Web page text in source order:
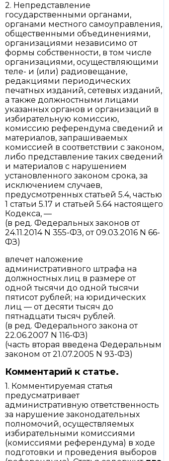
2. Непредставление
государственными органами,
органами местного самоуправления,
общественными объединениями,
организациями независимо от
формы собственности, в том числе
организациями, осуществляющими
теле- и (или) радиовещание,
редакциями периодических
печатных изданий, сетевых изданий,
а также должностными лицами
указанных органов и организаций в
избирательную комиссию,
комиссию референдума сведений и
материалов, запрашиваемых
комиссией в соответствии с законом,
либо представление таких сведений
и материалов с нарушением
установленного законом срока, за
исключением случаев,
предусмотренных статьей 5.4, частью
1 статьи 5.17 и статьей 5.64 настоящего
Кодекса, —
(в ред. Федеральных законов от
24.11.2014 N 355-ФЗ, от 09.03.2016 N 66-
ФЗ)
влечет наложение
административного штрафа на
должностных лиц в размере от
одной тысячи до одной тысячи
пятисот рублей; на юридических
лиц — от десяти тысяч до
пятнадцати тысяч рублей.
(в ред. Федерального закона от
22.06.2007 N 116-ФЗ)
(часть вторая введена Федеральным
законом от 21.07.2005 N 93-ФЗ)
Комментарий к статье.
1. Комментируемая статья
предусматривает
административную ответственность
за нарушение законодательных
полномочий, осуществляемых
избирательными комиссиями
(комиссиями референдума) в ходе
подготовки и проведения выборов